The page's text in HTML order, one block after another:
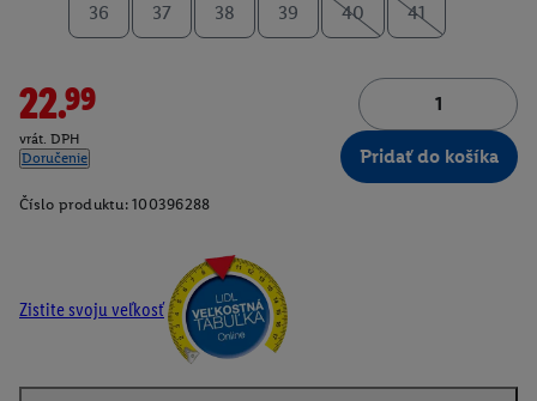
36 37 38 39 40 41
22.99
vrát. DPH
Doručenie
Pridať do košíka
Číslo produktu: 100396288
Zistite svoju veľkosť